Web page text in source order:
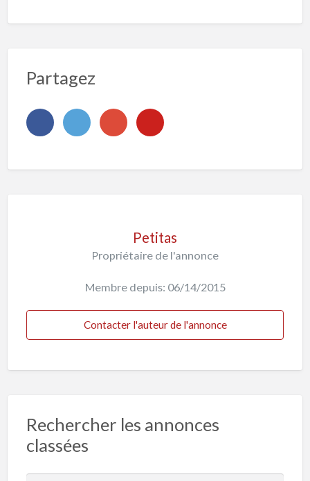
Partagez
Petitas
Propriétaire de l'annonce
Membre depuis: 06/14/2015
Contacter l'auteur de l'annonce
Rechercher les annonces
classées